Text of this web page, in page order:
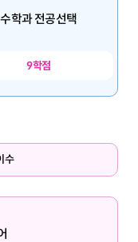
수학과 전공선택
9학점
수